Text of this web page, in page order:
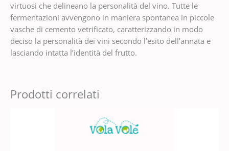
virtuosi che delineano la personalità del vino. Tutte le
fermentazioni avvengono in maniera spontanea in piccole
vasche di cemento vetrificato, caratterizzando in modo
deciso la personalità dei vini secondo l’esito dell’annata e
lasciando intatta l’identità del frutto.
Prodotti correlati